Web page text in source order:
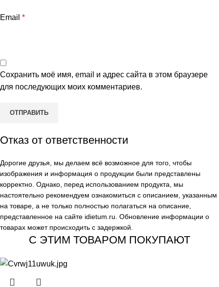
Email *
Сохранить моё имя, email и адрес сайта в этом браузере
для последующих моих комментариев.
Отказ от ответственности
Дорогие друзья, мы делаем всё возможное для того, чтобы
изображения и информация о продукции были представлены
корректно. Однако, перед использованием продукта, мы
настоятельно рекомендуем ознакомиться с описанием, указанным
на товаре, а не только полностью полагаться на описание,
представленное на сайте idietum.ru . Обновление информации о
товарах может происходить с задержкой.
С ЭТИМ ТОВАРОМ ПОКУПАЮТ